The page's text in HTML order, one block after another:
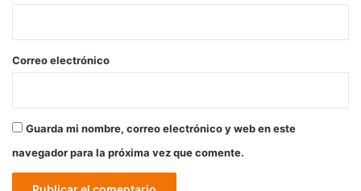
*
Correo electrónico
Guarda mi nombre, correo electrónico y web en este
navegador para la próxima vez que comente.